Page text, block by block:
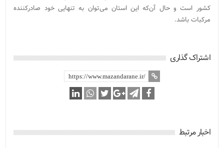
کشور است و حال آن‌که این استان می‌توان به تنهایی خود صادرکننده
مرکبات باشد.
اشتراک گذاری
اخبار مرتبط